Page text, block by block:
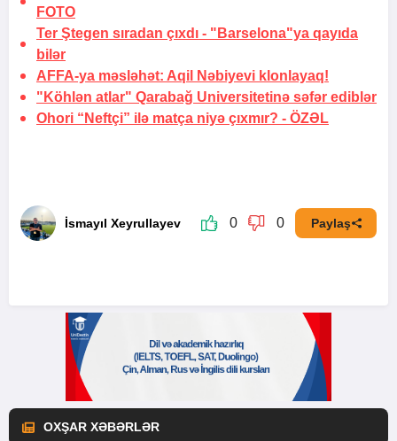
FOTO
Ter Ştegen sıradan çıxdı - "Barselona"ya qayıda
bilər
AFFA-ya məsləhət: Aqil Nəbiyevi klonlayaq!
"Köhlən atlar" Qarabağ Universitetinə səfər ediblər
Ohori “Neftçi” ilə matça niyə çıxmır? - ÖZƏL
İsmayıl Xeyrullayev 0 0 Paylaş
OXŞAR XƏBƏRLƏR